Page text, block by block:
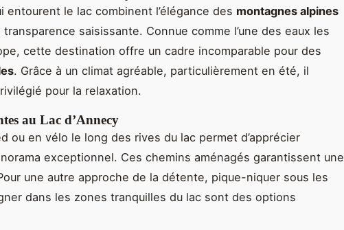
entourent le lac combinent l’élégance des montagnes alpines
transparence saisissante. Connue comme l’une des eaux les
cette destination offre un cadre incomparable pour des
. Grâce à un climat agréable, particulièrement en été, il
pour la relaxation.
au Lac d’Annecy
ou en vélo le long des rives du lac permet d’apprécier
exceptionnel. Ces chemins aménagés garantissent une
une autre approche de la détente, pique-niquer sous les
dans les zones tranquilles du lac sont des options